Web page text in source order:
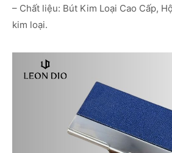
– Chất liệu: Bút Kim Loại Cao Cấp,
kim loại.